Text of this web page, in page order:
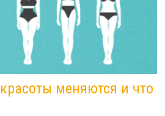
меняются и что